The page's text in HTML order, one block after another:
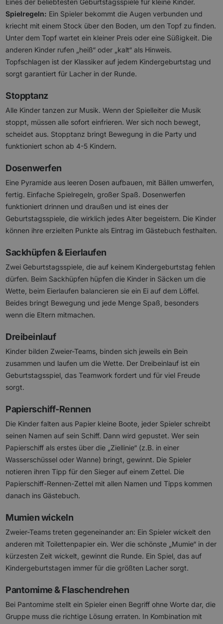
Eines der beliebtesten Geburtstagsspiele für kleine Kinder.
Spielregeln: Ein Spieler bekommt die Augen verbunden und
kriecht mit einem Stock über den Boden, um den Topf zu finden.
Unter dem Topf wartet ein kleiner Preis oder eine Süßigkeit. Die
anderen Kinder rufen „heiß“ oder „kalt“ als Hinweis.
Topfschlagen ist der Klassiker auf jedem Kindergeburtstag und
sorgt garantiert für Lacher in der Runde.
Stopptanz
Alle Kinder tanzen zur Musik. Wenn der Spielleiter die Musik
stoppt, müssen alle sofort einfrieren. Wer sich noch bewegt,
scheidet aus. Stopptanz bringt Bewegung in die Party und
funktioniert schon ab 4-5 Kindern.
Dosenwerfen
Eine Pyramide aus leeren Dosen aufbauen, mit Bällen umwerfen,
fertig. Einfache Spielregeln, großer Spaß. Dosenwerfen
funktioniert drinnen und draußen und ist eines der
Geburtstagsspiele, die wirklich jedes Alter begeistern. Die Kinder
können ihre erzielten Punkte als Eintrag im Gästebuch festhalten.
Sackhüpfen & Eierlaufen
Zwei Geburtstagsspiele, die auf keinem Kindergeburtstag fehlen
dürfen. Beim Sackhüpfen hüpfen die Kinder in Säcken um die
Wette, beim Eierlaufen balancieren sie ein Ei auf dem Löffel.
Beides bringt Bewegung und jede Menge Spaß, besonders
wenn die Eltern mitmachen.
Dreibeinlauf
Kinder bilden Zweier-Teams, binden sich jeweils ein Bein
zusammen und laufen um die Wette. Der Dreibeinlauf ist ein
Geburtstagsspiel, das Teamwork fordert und für viel Freude
sorgt.
Papierschiff-Rennen
Die Kinder falten aus Papier kleine Boote, jeder Spieler schreibt
seinen Namen auf sein Schiff. Dann wird gepustet. Wer sein
Papierschiff als erstes über die „Ziellinie“ (z.B. in einer
Wasserschüssel oder Wanne) bringt, gewinnt. Die Spieler
notieren ihren Tipp für den Sieger auf einem Zettel. Die
Papierschiff-Rennen-Zettel mit allen Namen und Tipps kommen
danach ins Gästebuch.
Mumien wickeln
Zweier-Teams treten gegeneinander an: Ein Spieler wickelt den
anderen mit Toilettenpapier ein. Wer die schönste „Mumie“ in der
kürzesten Zeit wickelt, gewinnt die Runde. Ein Spiel, das auf
Kindergeburtstagen immer für die größten Lacher sorgt.
Pantomime & Flaschendrehen
Bei Pantomime stellt ein Spieler einen Begriff ohne Worte dar, die
Gruppe muss die richtige Lösung erraten. In Kombination mit